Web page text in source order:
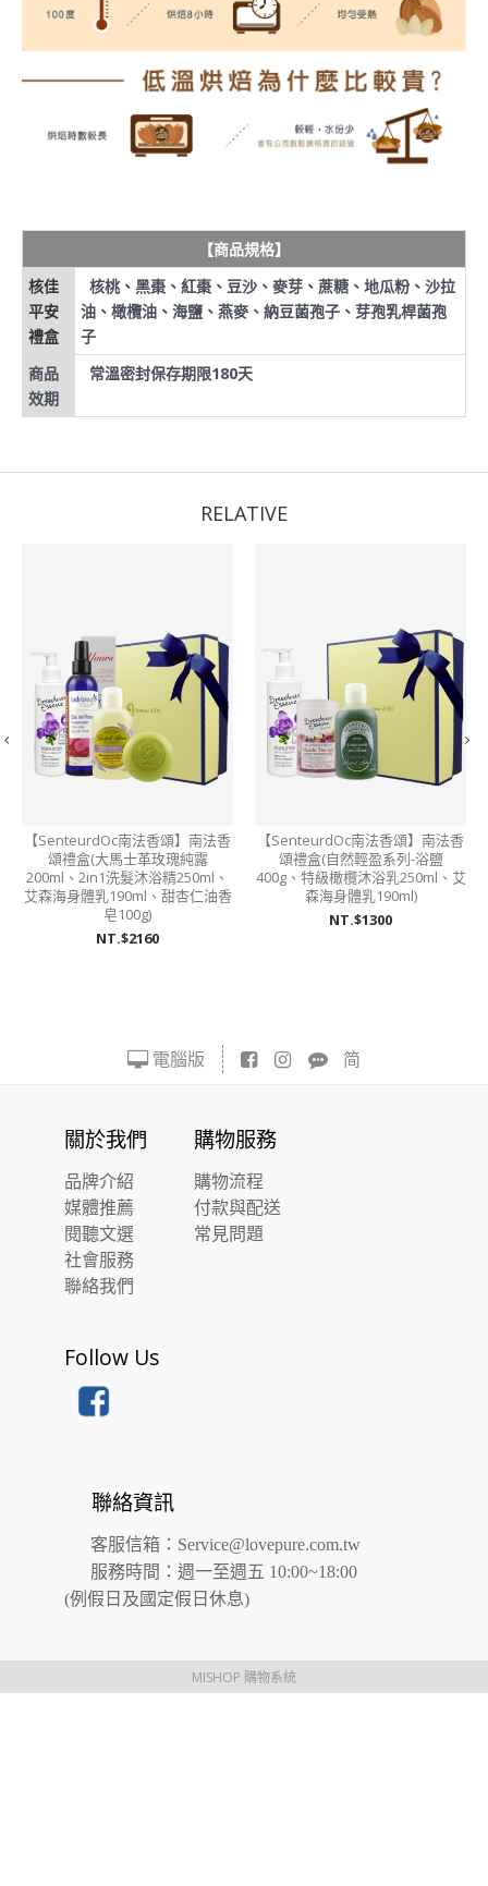
【商品規格】
核佳
平安
禮盒
核桃、黑棗、紅棗、豆沙、麥芽、蔗糖、地瓜粉、沙拉
油、橄欖油、海鹽、燕麥、納豆菌孢子、芽孢乳桿菌孢
子
商品
效期
常溫密封保存期限180天
RELATIVE
【SenteurdOc南法香頌】南法香
頌禮盒(大馬士革玫瑰純露
200ml、2in1洗髮沐浴精250ml、
艾森海身體乳190ml、甜杏仁油香
皂100g)
NT.$2160
【SenteurdOc南法香頌】南法香
頌禮盒(自然輕盈系列-浴鹽
400g、特級橄欖沐浴乳250ml、艾
森海身體乳190ml)
NT.$1300
電腦版 简
關於我們
品牌介紹
媒體推薦
閱聽文選
社會服務
聯絡我們
購物服務
購物流程
付款與配送
常見問題
Follow Us
聯絡資訊
客服信箱： Service@lovepure.com.tw
服務時間：週一至週五 10:00~18:00
(例假日及國定假日休息)